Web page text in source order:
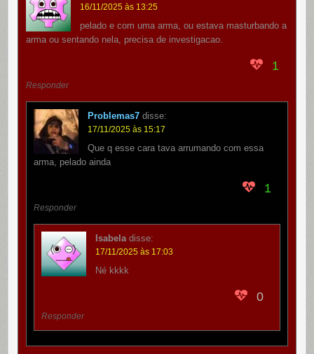
16/11/2025 às 13:25
pelado e com uma arma, ou estava masturbando a
arma ou sentando nela, precisa de investigacao.
1
Responder
Problemas7 disse:
17/11/2025 às 15:17
Que q esse cara tava arrumando com essa
arma, pelado ainda
1
Responder
Isabela disse:
17/11/2025 às 17:03
Né kkkk
0
Responder